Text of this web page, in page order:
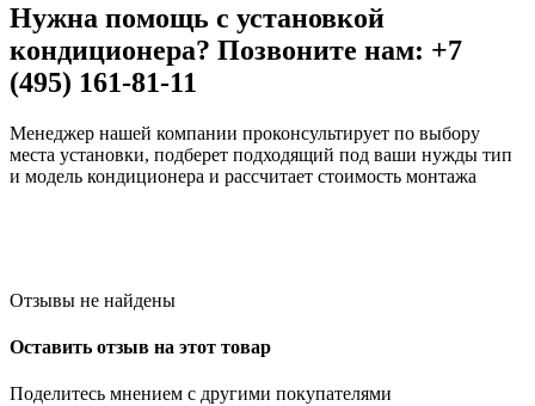
Нужна помощь с установкой
кондиционера? Позвоните нам: +7
(495) 161-81-11
Менеджер нашей компании проконсультирует по выбору
места установки, подберет подходящий под ваши нужды тип
и модель кондиционера и рассчитает стоимость монтажа
Отзывы не найдены
Оставить отзыв на этот товар
Поделитесь мнением с другими покупателями